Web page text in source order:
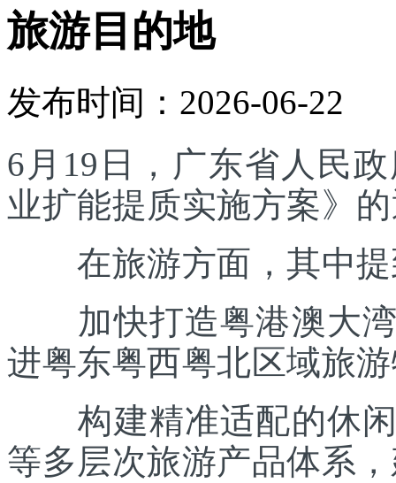
旅游目的地
发布时间：2026-06-22
6月19日，广东省人民
业扩能提质实施方案》
在旅游方面，其中提
加快打造粤港澳大湾
进粤东粤西粤北区域旅
构建精准适配的休闲
等多层次旅游产品体系